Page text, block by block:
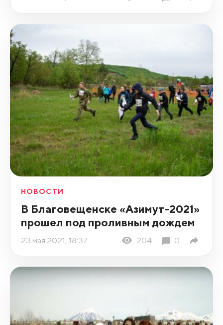
НОВОСТИ
В Благовещенске «Азимут-2021»
прошел под проливным дождем
23 мая 2021, 18:37 204 0